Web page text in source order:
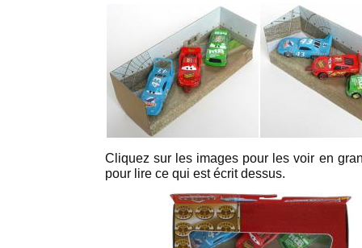
Cliquez sur les images pour les voir en
pour lire ce qui est écrit dessus.